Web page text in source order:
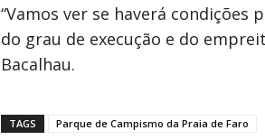
“Vamos ver se haverá
do grau de execução e do
Bacalhau.
TAGS Parque de Campismo da Praia de Faro